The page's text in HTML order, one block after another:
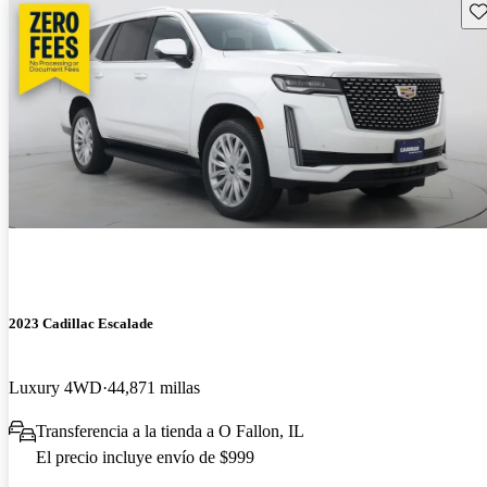
2023 Cadillac Escalade
Luxury 4WD 44,871 millas
Transferencia a la tienda a O Fallon, IL
El precio incluye envío de $999